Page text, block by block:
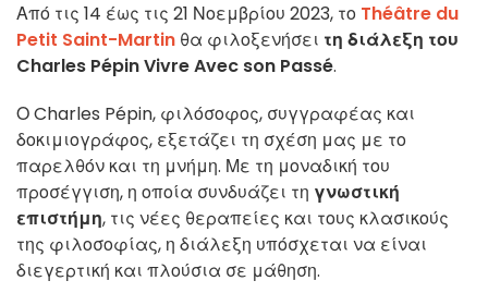
Από τις 14 έως τις 21 Νοεμβρίου 2023, το Théâtre du
Petit Saint-Martin θα φιλοξενήσει τη διάλεξη του
Charles Pépin Vivre Avec son Passé.
Ο Charles Pépin, φιλόσοφος, συγγραφέας και
δοκιμιογράφος, εξετάζει τη σχέση μας με το
παρελθόν και τη μνήμη. Με τη μοναδική του
προσέγγιση, η οποία συνδυάζει τη γνωστική
επιστήμη, τις νέες θεραπείες και τους κλασικούς
της φιλοσοφίας, η διάλεξη υπόσχεται να είναι
διεγερτική και πλούσια σε μάθηση.